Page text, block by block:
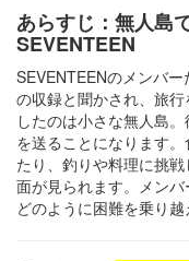
あらすじ：無人島
SEVENTEEN
SEVENTEENのメンバー
の収録と聞かされ、旅
したのは小さな無人島
を送ることになります
たり、釣りや料理に挑
面が見られます。メン
どのように困難を乗り越